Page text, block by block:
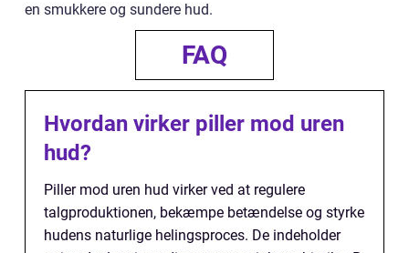
en smukkere og sundere hud.
FAQ
Hvordan virker piller mod uren
hud?
Piller mod uren hud virker ved at regulere
talgproduktionen, bekæmpe betændelse og styrke
hudens naturlige helingsproces. De indeholder